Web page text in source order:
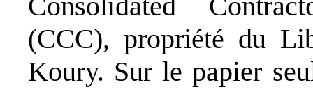
(CCC), propriété du
Koury. Sur le papier